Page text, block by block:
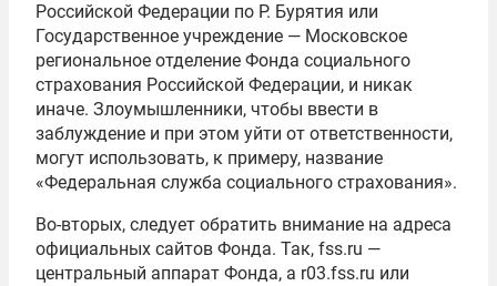
Российской Федерации по Р. Бурятия или
Государственное учреждение — Московское
региональное отделение Фонда социального
страхования Российской Федерации, и никак
иначе. Злоумышленники, чтобы ввести в
заблуждение и при этом уйти от ответственности,
могут использовать, к примеру, название
«Федеральная служба социального страхования».
Во-вторых, следует обратить внимание на адреса
официальных сайтов Фонда. Так, fss.ru —
центральный аппарат Фонда, а r03.fss.ru или